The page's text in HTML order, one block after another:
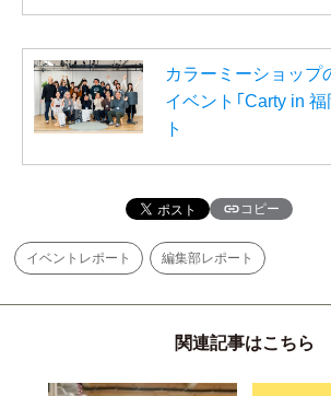
カラーミーショップ
イベント「Carty in 福
ト
コピー
イベントレポート 編集部レポート
関連記事はこちら